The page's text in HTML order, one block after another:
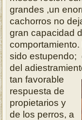
grandes ,un
cachorros no
gran capacidad
sido estupendo;
del
tan favorable
respuesta de
propietarios y
de los perros, a